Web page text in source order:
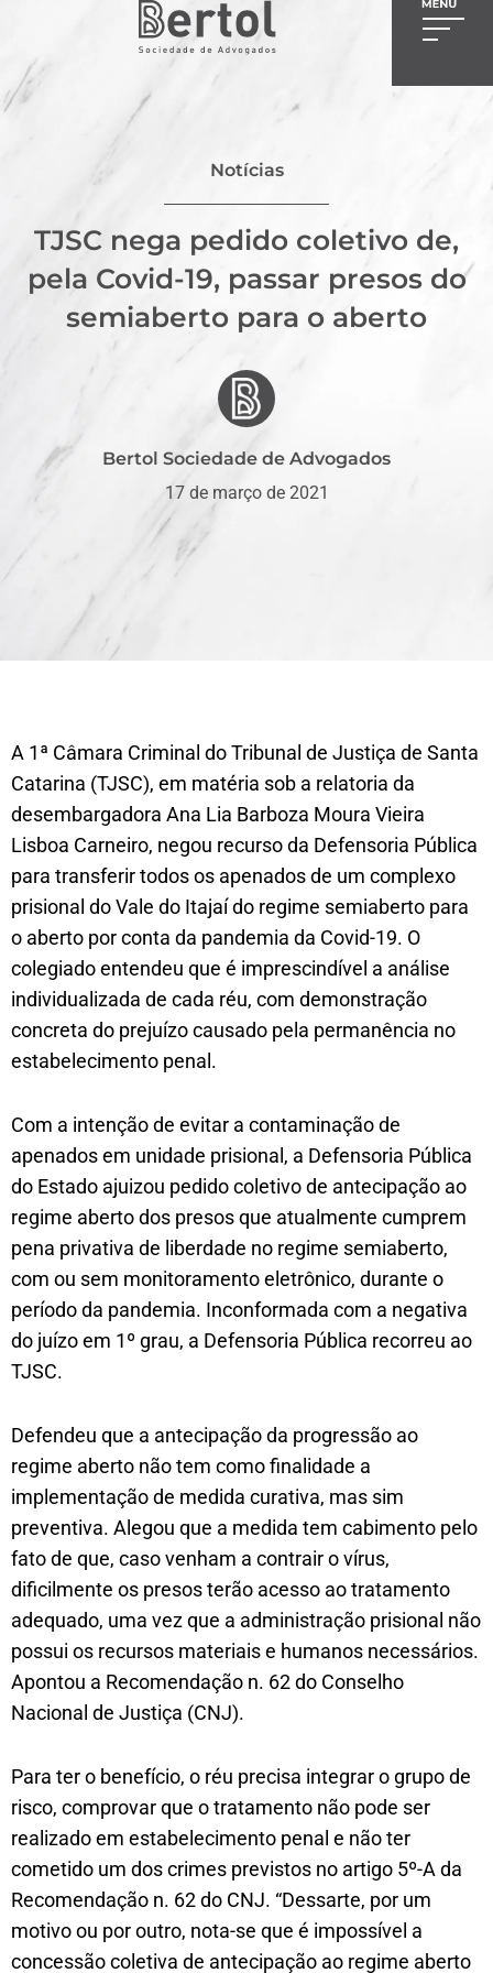
Notícias
TJSC nega pedido coletivo de,
pela Covid-19, passar presos do
semiaberto para o aberto
Bertol Sociedade de Advogados
17 de março de 2021
A 1ª Câmara Criminal do Tribunal de Justiça de Santa
Catarina (TJSC), em matéria sob a relatoria da
desembargadora Ana Lia Barboza Moura Vieira
Lisboa Carneiro, negou recurso da Defensoria Pública
para transferir todos os apenados de um complexo
prisional do Vale do Itajaí do regime semiaberto para
o aberto por conta da pandemia da Covid-19. O
colegiado entendeu que é imprescindível a análise
individualizada de cada réu, com demonstração
concreta do prejuízo causado pela permanência no
estabelecimento penal.
Com a intenção de evitar a contaminação de
apenados em unidade prisional, a Defensoria Pública
do Estado ajuizou pedido coletivo de antecipação ao
regime aberto dos presos que atualmente cumprem
pena privativa de liberdade no regime semiaberto,
com ou sem monitoramento eletrônico, durante o
período da pandemia. Inconformada com a negativa
do juízo em 1º grau, a Defensoria Pública recorreu ao
TJSC.
Defendeu que a antecipação da progressão ao
regime aberto não tem como finalidade a
implementação de medida curativa, mas sim
preventiva. Alegou que a medida tem cabimento pelo
fato de que, caso venham a contrair o vírus,
dificilmente os presos terão acesso ao tratamento
adequado, uma vez que a administração prisional não
possui os recursos materiais e humanos necessários.
Apontou a Recomendação n. 62 do Conselho
Nacional de Justiça (CNJ).
Para ter o benefício, o réu precisa integrar o grupo de
risco, comprovar que o tratamento não pode ser
realizado em estabelecimento penal e não ter
cometido um dos crimes previstos no artigo 5º-A da
Recomendação n. 62 do CNJ. “Dessarte, por um
motivo ou por outro, nota-se que é impossível a
concessão coletiva de antecipação ao regime aberto